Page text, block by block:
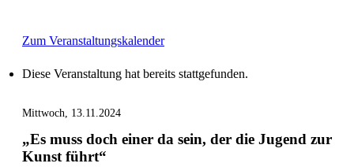
Zum Veranstaltungskalender
Diese Veranstaltung hat bereits stattgefunden.
Mittwoch, 13.11.2024
„Es muss doch einer da sein, der die Jugend zur
Kunst führt“